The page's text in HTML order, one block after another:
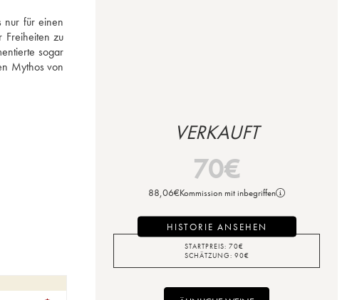
nur für einen
zu
sogar
Mythos von
VERKAUFT
70€
88,06€Kommission mit inbegriffen
HISTORIE ANSEHEN
STARTPREIS: 70€
SCHÄTZUNG: 90€